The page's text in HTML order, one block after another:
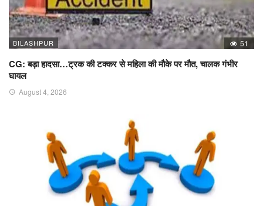
BILASHPUR 51
CG: बड़ा हादसा…ट्रक की टक्कर से महिला की मौके पर मौत, चालक गंभीर
घायल
August 4, 2026